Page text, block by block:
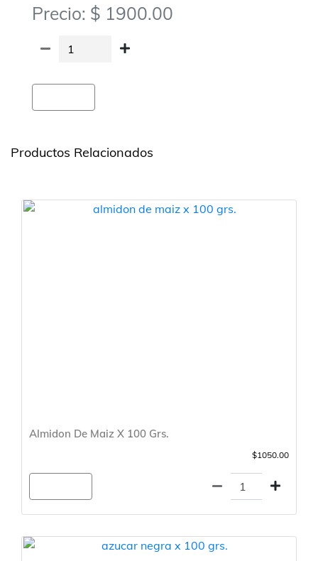
Precio: $ 1900.00
Productos Relacionados
Almidon De Maiz X 100 Grs.
$1050.00